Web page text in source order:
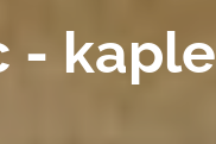
- kaple